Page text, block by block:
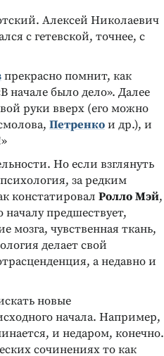
Алексей Николаевич
с гетевской, точнее, с
прекрасно помнит, как
начале было дело». Далее
руки вверх (его можно
Петренкои др.), и
Но если взглянуть
за редким
констатировал Ролло Мэй,
предшествует,
мозга, чувственная ткань,
делает свой
а недавно и
новые
начала. Например,
и недаром, конечно.
сочинениях то как